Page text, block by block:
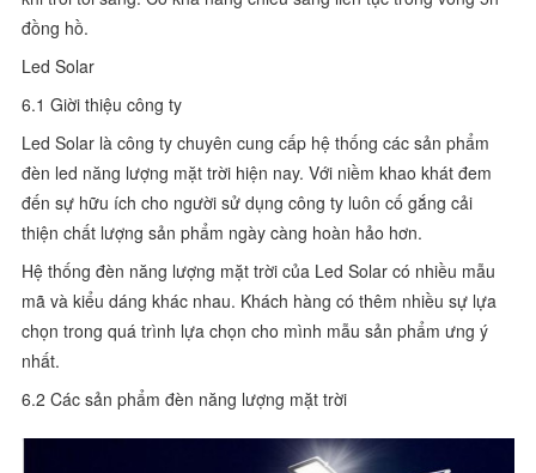
đồng hồ.
Led Solar
6.1 Giời thiệu công ty
Led Solar là công ty chuyên cung cấp hệ thống các sản phẩm
đèn led năng lượng mặt trời hiện nay. Với niềm khao khát đem
đến sự hữu ích cho người sử dụng công ty luôn cố gắng cải
thiện chất lượng sản phẩm ngày càng hoàn hảo hơn.
Hệ thống đèn năng lượng mặt trời của Led Solar có nhiều mẫu
mã và kiểu dáng khác nhau. Khách hàng có thêm nhiều sự lựa
chọn trong quá trình lựa chọn cho mình mẫu sản phẩm ưng ý
nhất.
6.2 Các sản phẩm đèn năng lượng mặt trời